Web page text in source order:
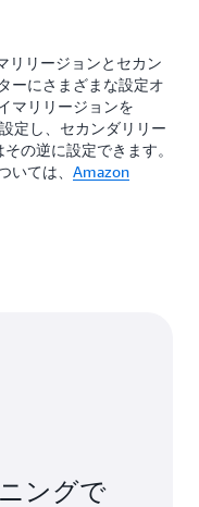
リリージョンとセカン
ーにさまざまな設定オ
マリリージョンを
定し、セカンダリリー
の逆に設定できます。
いては、 Amazon
ングで